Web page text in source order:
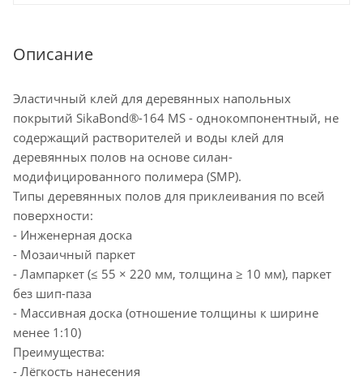
Описание
Эластичный клей для деревянных напольных
покрытий SikaBond®-164 MS - однокомпонентный, не
содержащий растворителей и воды клей для
деревянных полов на основе силан-
модифицированного полимера (SMP).
Типы деревянных полов для приклеивания по всей
поверхности:
- Инженерная доска
- Мозаичный паркет
- Лампаркет (≤ 55 × 220 мм, толщина ≥ 10 мм), паркет
без шип-паза
- Массивная доска (отношение толщины к ширине
менее 1:10)
Преимущества:
- Лёгкость нанесения